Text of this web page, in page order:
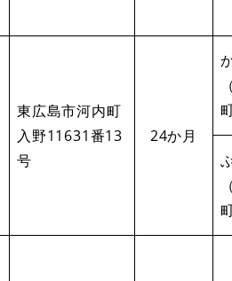
東広島市河内町
入野11631番13
号
24か月